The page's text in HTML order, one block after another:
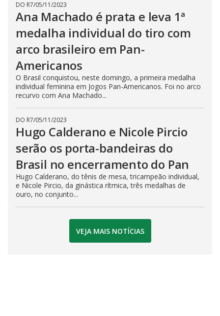
DO R7/05/11/2023
Ana Machado é prata e leva 1ª
medalha individual do tiro com
arco brasileiro em Pan-
Americanos
O Brasil conquistou, neste domingo, a primeira medalha
individual feminina em Jogos Pan-Americanos. Foi no arco
recurvo com Ana Machado...
DO R7/05/11/2023
Hugo Calderano e Nicole Pircio
serão os porta-bandeiras do
Brasil no encerramento do Pan
Hugo Calderano, do tênis de mesa, tricampeão individual,
e Nicole Pircio, da ginástica rítmica, três medalhas de
ouro, no conjunto...
VEJA MAIS NOTÍCIAS